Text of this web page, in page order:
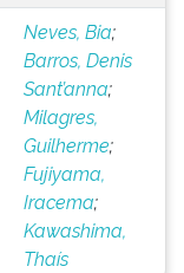
Neves, Bia;
Barros, Denis
Sant’anna;
Milagres,
Guilherme;
Fujiyama,
Iracema;
Kawashima,
Thaís